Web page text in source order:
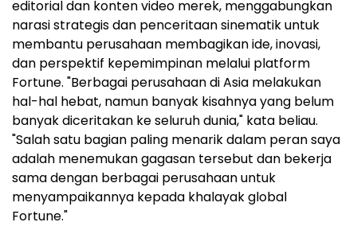
editorial dan konten video merek, menggabungkan
narasi strategis dan penceritaan sinematik untuk
membantu perusahaan membagikan ide, inovasi,
dan perspektif kepemimpinan melalui platform
Fortune. "Berbagai perusahaan di Asia melakukan
hal-hal hebat, namun banyak kisahnya yang belum
banyak diceritakan ke seluruh dunia," kata beliau.
"Salah satu bagian paling menarik dalam peran saya
adalah menemukan gagasan tersebut dan bekerja
sama dengan berbagai perusahaan untuk
menyampaikannya kepada khalayak global
Fortune."